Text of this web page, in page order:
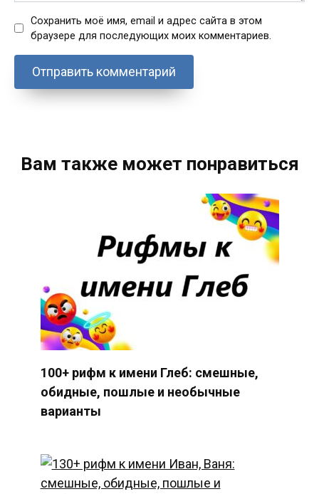
Сохранить моё имя, email и адрес сайта в этом
браузере для последующих моих комментариев.
Вам также может понравиться
100+ рифм к имени Глеб: смешные,
обидные, пошлые и необычные
варианты